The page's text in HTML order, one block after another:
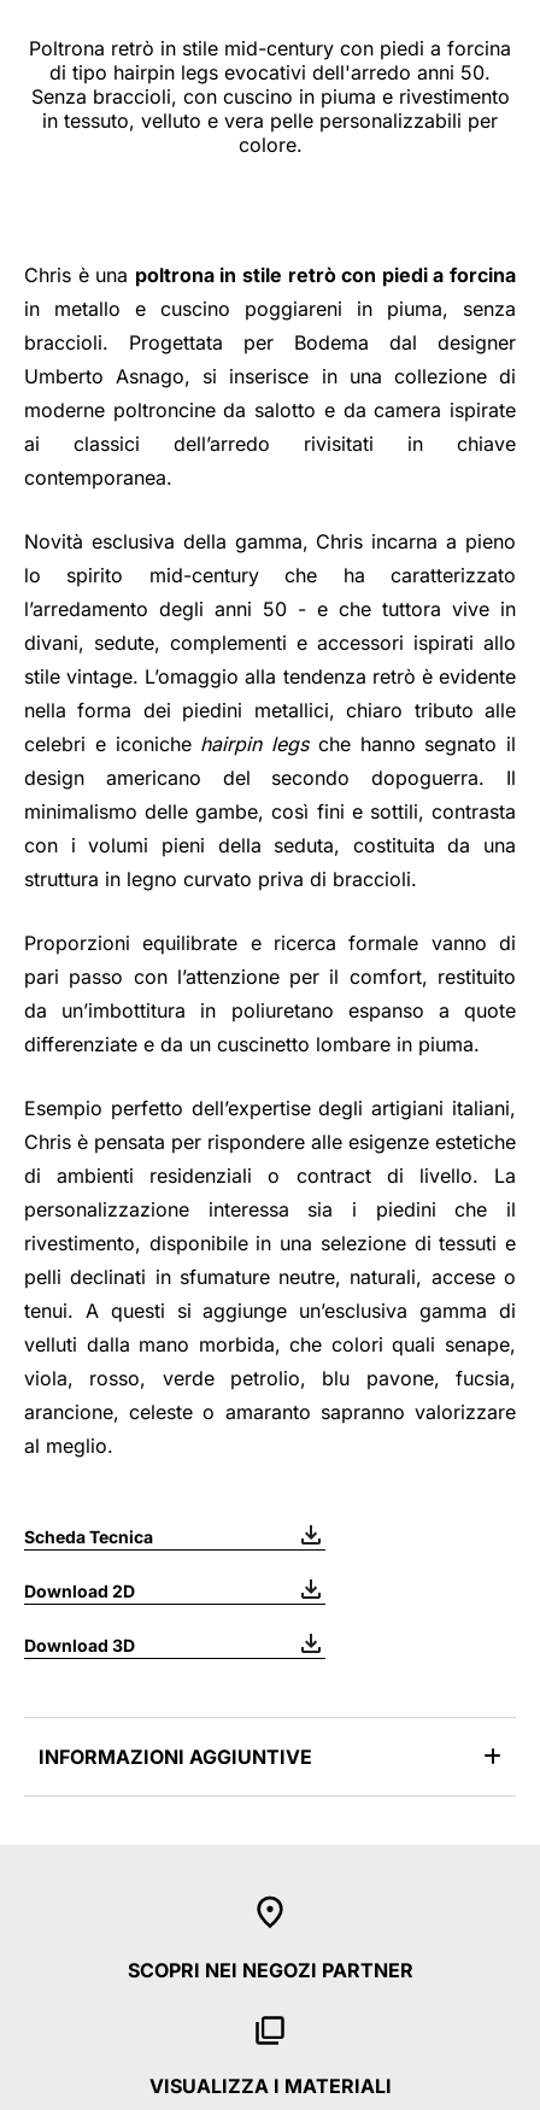
Poltrona retrò in stile mid-century con piedi a forcina
di tipo hairpin legs evocativi dell'arredo anni 50.
Senza braccioli, con cuscino in piuma e rivestimento
in tessuto, velluto e vera pelle personalizzabili per
colore.
Chris è una poltrona in stile retrò con piedi a forcina
in metallo e cuscino poggiareni in piuma, senza
braccioli. Progettata per Bodema dal designer
Umberto Asnago, si inserisce in una collezione di
moderne poltroncine da salotto e da camera ispirate
ai classici dell’arredo rivisitati in chiave
contemporanea.
Novità esclusiva della gamma, Chris incarna a pieno
lo spirito mid-century che ha caratterizzato
l’arredamento degli anni 50 - e che tuttora vive in
divani, sedute, complementi e accessori ispirati allo
stile vintage. L’omaggio alla tendenza retrò è evidente
nella forma dei piedini metallici, chiaro tributo alle
celebri e iconiche hairpin legsche hanno segnato il
design americano del secondo dopoguerra. Il
minimalismo delle gambe, così fini e sottili, contrasta
con i volumi pieni della seduta, costituita da una
struttura in legno curvato priva di braccioli.
Proporzioni equilibrate e ricerca formale vanno di
pari passo con l’attenzione per il comfort, restituito
da un’imbottitura in poliuretano espanso a quote
differenziate e da un cuscinetto lombare in piuma.
Esempio perfetto dell’expertise degli artigiani italiani,
Chris è pensata per rispondere alle esigenze estetiche
di ambienti residenziali o contract di livello. La
personalizzazione interessa sia i piedini che il
rivestimento, disponibile in una selezione di tessuti e
pelli declinati in sfumature neutre, naturali, accese o
tenui. A questi si aggiunge un’esclusiva gamma di
velluti dalla mano morbida, che colori quali senape,
viola, rosso, verde petrolio, blu pavone, fucsia,
arancione, celeste o amaranto sapranno valorizzare
al meglio.
Scheda Tecnica
Download 2D
Download 3D
INFORMAZIONI AGGIUNTIVE
SCOPRI NEI NEGOZI PARTNER
VISUALIZZA I MATERIALI